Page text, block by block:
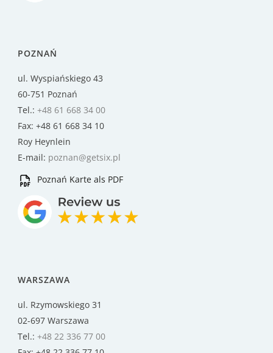
POZNAŃ
ul. Wyspiańskiego 43
60-751 Poznań
Tel.: +48 61 668 34 00
Fax: +48 61 668 34 10
Roy Heynlein
E-mail: poznan@getsix.pl
Poznań Karte als PDF
WARSZAWA
ul. Rzymowskiego 31
02-697 Warszawa
Tel.: +48 22 336 77 00